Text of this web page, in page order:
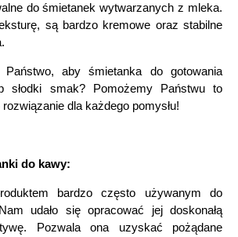
do śmietanek wytwarzanych z mleka.
są bardzo kremowe oraz stabilne
aby śmietanka do gotowania
słodki smak? Pomożemy Państwu to
dla każdego pomysłu!
do kawy:
bardzo często używanym do
udało się opracować jej doskonałą
Pozwala ona uzyskać pożądane